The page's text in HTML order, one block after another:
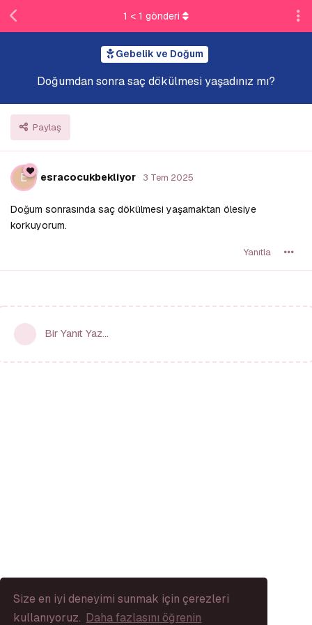
Size en iyi deneyimi sunmak için çerezleri
kullanıyoruz. Daha fazlasını öğrenin
Gebelik ve Doğum
Doğumdan sonra saç dökülmesi yaşadınız mı?
Paylaş
1 < 1 gönderi
E esracocukbekliyor 3 Tem 2025
Doğum sonrasında saç dökülmesi yaşamaktan ölesiye
korkuyorum.
Yanıtla
Bir Yanıt Yaz...